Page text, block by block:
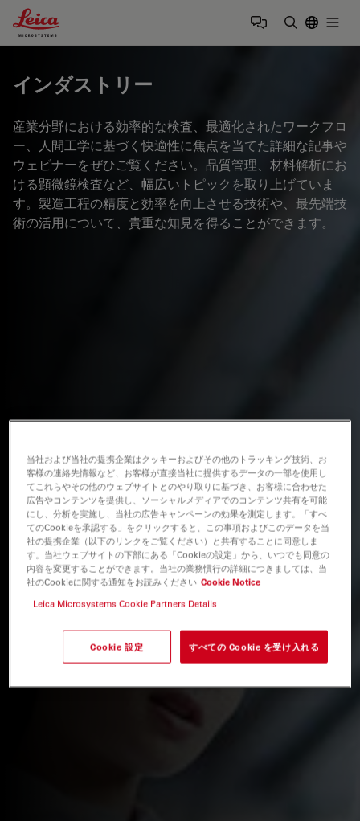
Leica Microsystems Logo
インダストリー
産業分野における効率的な検査、最適化されたワークフロ
ー、人間工学に基づく快適性に焦点を当てた詳細な記事や
ウェビナーをぜひご覧ください。品質管理、材料解析にお
ける顕微鏡検査など、幅広いトピックを取り上げていま
す。製造工程の精度と効率を向上させる技術や、最先端技
術の活用について、貴重な知見を得ることができます。
当社および当社の提携企業はクッキーおよびその他のトラッキング技術、お
客様の連絡先情報など、お客様が直接当社に提供するデータの一部を使用し
てこれらやその他のウェブサイトとのやり取りに基づき、お客様に合わせた
広告やコンテンツを提供し、ソーシャルメディアでのコンテンツ共有を可能
にし、分析を実施し、当社の広告キャンペーンの効果を測定します。「すべ
てのCookieを承認する」をクリックすると、この事項およびこのデータを当
社の提携企業（以下のリンクをご覧ください）と共有することに同意しま
す。当社ウェブサイトの下部にある「Cookieの設定」から、いつでも同意の
内容を変更することができます。当社の業務慣行の詳細につきましては、当
社のCookieに関する通知をお読みください Cookie Notice
Leica Microsystems Cookie Partners Details
Cookie 設定 すべての Cookie を受け入れる